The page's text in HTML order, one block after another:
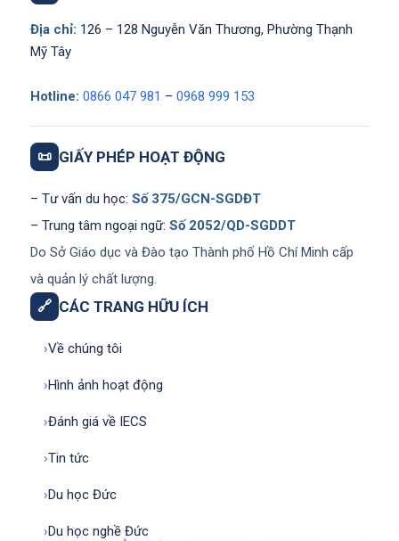
Địa chỉ: 126 – 128 Nguyễn Văn Thương, Phường Thạnh
Mỹ Tây
Hotline: 0866 047 981 – 0968 999 153
📜 GIẤY PHÉP HOẠT ĐỘNG
– Tư vấn du học: Số 375/GCN-SGDĐT
– Trung tâm ngoại ngữ: Số 2052/QD-SGDDT
Do Sở Giáo dục và Đào tạo Thành phố Hồ Chí Minh cấp
và quản lý chất lượng.
🔗 CÁC TRANG HỮU ÍCH
›Về chúng tôi
›Hình ảnh hoạt động
›Đánh giá về IECS
›Tin tức
›Du học Đức
›Du học nghề Đức